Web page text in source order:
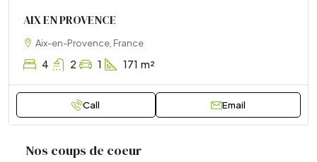
AIX EN PROVENCE
Aix-en-Provence, France
4 2 1 171 m²
Call Email
Nos coups de coeur